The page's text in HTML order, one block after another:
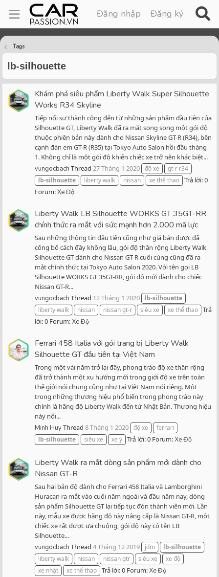
Đăng nhập Đăng ký
Tags
lb-silhouette
Khám phá siêu phẩm Liberty Walk Super Silhouette
Works R34 Skyline
Tiếp nối sự thành công đến từ những sản phẩm đầu tiên của
Silhouette GT, Liberty Walk đã ra mắt song song một gói độ
thuộc phiên bản này dành cho Nissan Skyline GT-R (R34), bên
cạnh đàn em GT-R (R35) tại Tokyo Auto Salon hồi đầu tháng
1. Không chỉ là một gói độ khiến chiếc xe trở nên khác biệt...
vungocbach Thread 27 Tháng 1 2020 độ xe
gt-r r34
lb-silhouette
liberty walk nissan xe thể thao Trả lời: 0
Forum:Xe Độ
Liberty Walk LB Silhouette WORKS GT 35GT-RR
chính thức ra mắt với sức mạnh hơn 2.000 mã lực
Sau những thông tin đầu tiên cũng như giá bán được đã
công bố cách đây không lâu, gói độ thân rộng Liberty Walk
Silhouette GT dành cho Nissan GT-R cuối cùng cũng đã ra
mắt chính thức tại Tokyo Auto Salon 2020. Với tên gọi LB
Silhouette WORKS GT 35GT-RR, gói độ mới dành cho chiếc
Nissan GT-R...
vungocbach Thread 12 Tháng 1 2020
lb-silhouette
liberty walk
nissan nissan gt-r siêu xe xe thể thao Trả
lời: 0 Forum:Xe Độ
Ferrari 458 Italia với gói trang bị Liberty Walk
Silhouette GT đầu tiên tại Việt Nam
Trong một vài năm trở lại đây, phong trào độ xe thân rộng
đã trở thành một xu hướng mới trong giới độ xe trên toàn
thế giới nói chung cũng như tại Việt Nam nói riêng. Một
trong những thương hiệu phổ biến trong phong trào này
chính là hãng độ Liberty Walk đến từ Nhật Bản. Thương hiệu
này nổi...
Minh HuyThread 8 Tháng 1 2020 độ xe
ferrari
lb-silhouette
siêu xe xe ý Trả lời: 0 Forum:Xe Độ
Liberty Walk ra mắt dòng sản phẩm mới dành cho
Nissan GT-R
Sau hai bản độ dành cho Ferrari 458 Italia và Lamborghini
Huracan ra mắt vào cuối năm ngoái và đầu năm nay, dòng
sản phẩm Silhouette GT lại tiếp tục đón thành viên mới. Lần
này, mẫu xe được hãng độ này nâng cấp là Nissan GT-R, một
chiếc xe rất được ưa chuộng, gói độ này có tên LB
Silhouette...
vungocbach Thread 4 Tháng 12 2019 jdm
lb-silhouette
liberty walk
nissan nissan gtr siêu xe
xe độ
xe nhật
xe thể thao Trả lời: 0 Forum:Xe Độ